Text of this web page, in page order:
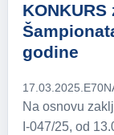
godine
17.03.2025.
Na osnovu
I-047/25, od